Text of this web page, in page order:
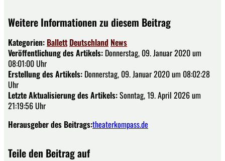
Weitere Informationen zu diesem Beitrag
Kategorien: Ballett Deutschland News
Veröffentlichung des Artikels: Donnerstag, 09. Januar 2020 um
08:01:00 Uhr
Erstellung des Artikels: Donnerstag, 09. Januar 2020 um 08:02:28
Uhr
Letzte Aktualisierung des Artikels:Sonntag, 19. April 2026 um
21:19:56 Uhr
Herausgeber des Beitrags:theaterkompass.de
Teile den Beitrag auf